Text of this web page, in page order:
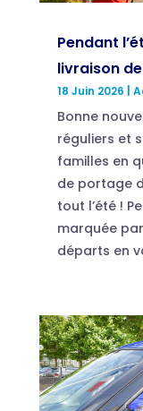
Pendant
livraison
18 Juin 2026
Bonne
réguliers et
familles en
de portage
tout l’été !
marquée
départs en